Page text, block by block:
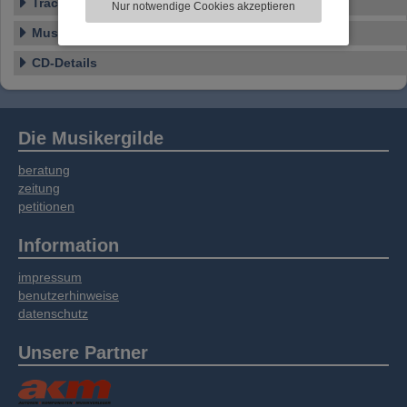
Informationen zu Ihrer Verwendung unserer
soziale Medien, Werbung und Analysen
weitergegeben. Unsere Partner führen diese
Dienste gesammelt haben.
Nur notwendige Cookies akzeptieren
Musikstil
CD-Details
Die Musikergilde
beratung
zeitung
petitionen
Information
impressum
benutzerhinweise
datenschutz
Unsere Partner